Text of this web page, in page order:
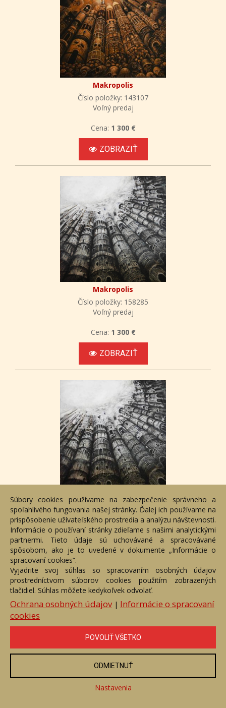
Makropolis
Číslo položky: 143107
Voľný predaj
Cena: 1 300 €
ZOBRAZIŤ
Makropolis
Číslo položky: 158285
Voľný predaj
Cena: 1 300 €
ZOBRAZIŤ
Číslo položky: 140665
Voľný predaj
Cena: 1 300 €
Súbory cookies používame na zabezpečenie správneho a
spoľahlivého fungovania našej stránky. Ďalej ich používame na
prispôsobenie užívateľského prostredia a analýzu návštevnosti.
Informácie o používaní stránky zdieľame s našimi analytickými
partnermi. Tieto údaje sú uchovávané a spracovávané
spôsobom, ako je to uvedené v dokumente „Informácie o
spracovaní cookies“.
Vyjadrite svoj súhlas so spracovaním osobných údajov
prostredníctvom súborov cookies použitím zobrazených
tlačidiel. Súhlas môžete kedykoľvek odvolať.
Ochrana osobných údajov| Informácie o spracovaní
cookies
POVOLIŤ VŠETKO
ODMIETNUŤ
Nastavenia